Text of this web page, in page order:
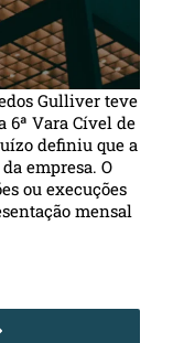
Gulliver teve
6ª Vara Cível de
definiu que a
empresa. O
ou execuções
mensal